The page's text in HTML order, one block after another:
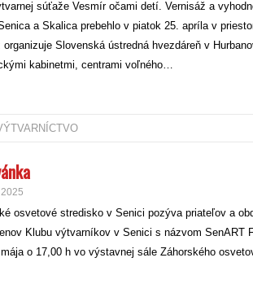
súťaže Vesmír očami detí. Vernisáž a
a Skalica prebehlo v piatok 25. apríla v
Slovenská ústredná hvezdáreň v
kabinetmi, centrami voľného…
osvetové stredisko v Senici pozýva priateľov a
Klubu výtvarníkov v Senici s názvom SenART
o 17,00 h vo výstavnej sále Záhorského